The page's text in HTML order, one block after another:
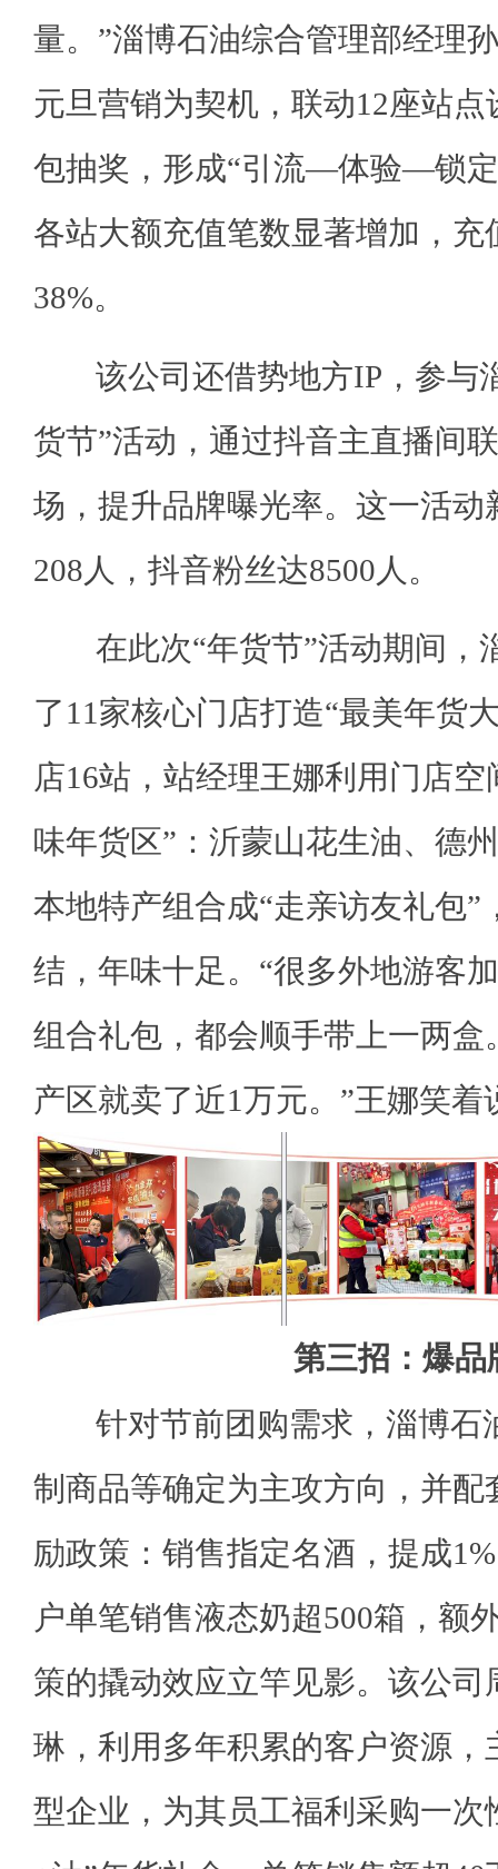
量。”淄博石油综合管理部经理
元旦营销为契机，联动12座站
包抽奖，形成“引流—体验—锁
各站大额充值笔数显著增加，充
38%。
该公司还借势地方IP，参与
货节”活动，通过抖音主直播间
场，提升品牌曝光率。这一活动
208人，抖音粉丝达8500人。
在此次“年货节”活动期间，
了11家核心门店打造“最美年货
店16站，站经理王娜利用门店
味年货区”：沂蒙山花生油、德
本地特产组合成“走亲访友礼包”
结，年味十足。“很多外地游客
组合礼包，都会顺手带上一两盒
产区就卖了近1万元。”王娜笑着
第三招：爆品
针对节前团购需求，淄博石
制商品等确定为主攻方向，并配
励政策：销售指定名酒，提成
户单笔销售液态奶超500箱，额
策的撬动效应立竿见影。该公司
琳，利用多年积累的客户资源，
型企业，为其员工福利采购一次